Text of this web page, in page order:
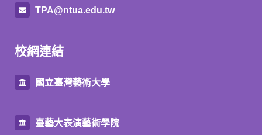
TPA@ntua.edu.tw
校網連結
國立臺灣藝術大學
臺藝大表演藝術學院